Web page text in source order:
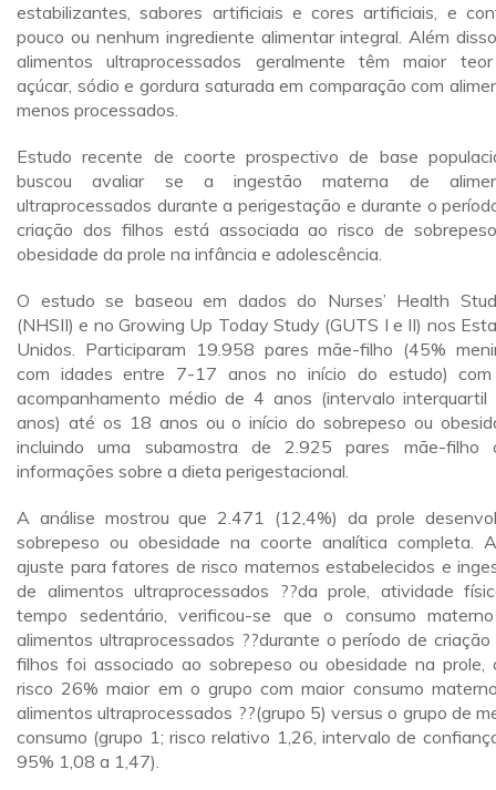
estabilizantes, sabores artificiais e cores artificiais, e
pouco ou nenhum ingrediente alimentar integral. Além
alimentos ultraprocessados geralmente têm maior
açúcar, sódio e gordura saturada em comparação com
menos processados.
Estudo recente de coorte prospectivo de base
buscou avaliar se a ingestão materna de
ultraprocessados durante a perigestação e durante o
criação dos filhos está associada ao risco de
obesidade da prole na infância e adolescência.
O estudo se baseou em dados do Nurses’ Health
(NHSII) e no Growing Up Today Study (GUTS I e II) nos
Unidos. Participaram 19.958 pares mãe-filho (45%
com idades entre 7-17 anos no início do estudo)
acompanhamento médio de 4 anos (intervalo
anos) até os 18 anos ou o início do sobrepeso ou
incluindo uma subamostra de 2.925 pares mãe-filho
informações sobre a dieta perigestacional.
A análise mostrou que 2.471 (12,4%) da prole
sobrepeso ou obesidade na coorte analítica completa.
ajuste para fatores de risco maternos estabelecidos e
de alimentos ultraprocessados ??da prole, atividade
tempo sedentário, verificou-se que o consumo
alimentos ultraprocessados ??durante o período de criação
filhos foi associado ao sobrepeso ou obesidade na prole,
risco 26% maior em o grupo com maior consumo
alimentos ultraprocessados ??(grupo 5) versus o grupo de
consumo (grupo 1; risco relativo 1,26, intervalo de
95% 1,08 a 1,47).